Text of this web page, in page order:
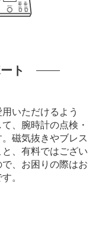
ト
いただけるよう
、腕時計の点検・
磁気抜きやブレス
、有料ではござい
、お困りの際はお
。